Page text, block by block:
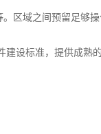
区域之间预留足够
建设标准，提供成熟